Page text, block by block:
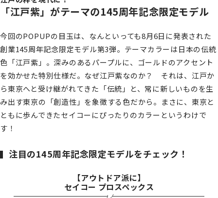
「江戸紫」がテーマの145周年記念限定モデル
今回のPOPUPの目玉は、なんといっても8月6日に発表された
創業145周年記念限定モデル第3弾。テーマカラーは日本の伝統
色「江戸紫」。深みのあるパープルに、ゴールドのアクセント
を効かせた特別仕様だ。なぜ江戸紫なのか？ それは、江戸か
ら東京へと受け継がれてきた「伝統」と、常に新しいものを生
み出す東京の「創造性」を象徴する色だから。まさに、東京と
ともに歩んできたセイコーにぴったりのカラーというわけで
す！
注目の145周年記念限定モデルをチェック！
【アウトドア派に】
セイコー プロスペックス